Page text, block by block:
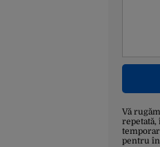
Vă
repetată,
pentru